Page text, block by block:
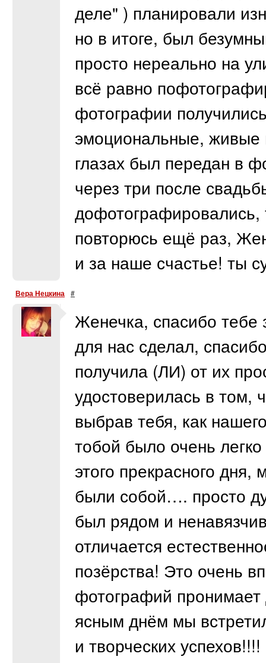
деле" ) планировали
но в итоге, был
просто нереально на
всё равно
фотографии
эмоциональные, живые
глазах был передан в
через три после
дофотографировались,
повторюсь ещё раз,
и за наше счастье! ты
Вера Нецкина #
Женечка, спасибо
для нас сделал,
получила (ЛИ) от их
удостоверилась в том,
выбрав тебя, как
тобой было очень
этого прекрасного
были собой…. просто
был рядом и
отличается
позёрства! Это очень
фотографий пронимает
ясным днём мы
и творческих